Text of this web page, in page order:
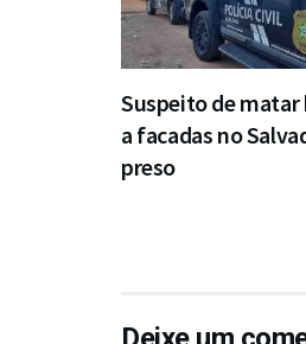
Suspeito de matar
a facadas no
preso